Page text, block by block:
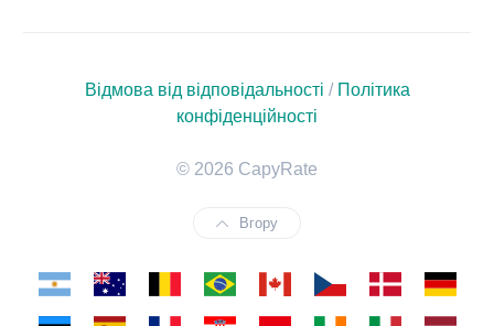
Відмова від відповідальності / Політика
конфіденційності
© 2026 CapyRate
Вгору